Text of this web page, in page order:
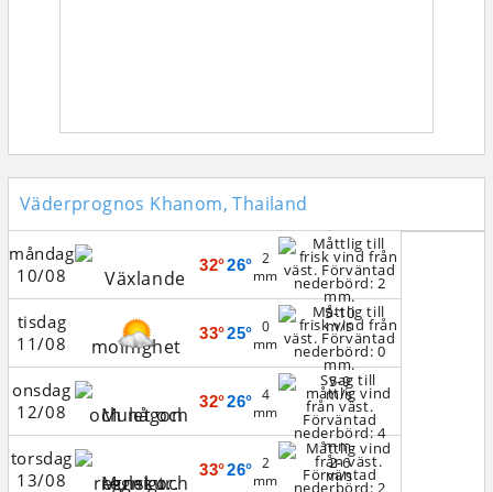
Väderprognos Khanom, Thailand
måndag
10/08
tisdag
11/08
onsdag
12/08
torsdag
13/08
32°
33°
32°
33°
26°
25°
26°
26°
2
mm
0
mm
4
mm
2
mm
5-10
m/s
5-9
m/s
2-6
m/s